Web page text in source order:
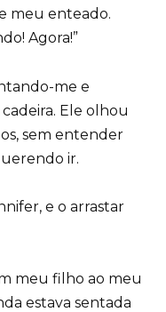
meu enteado.
Agora!”
me e
Ele olhou
sem entender
ir.
e o arrastar
meu filho ao meu
estava sentada